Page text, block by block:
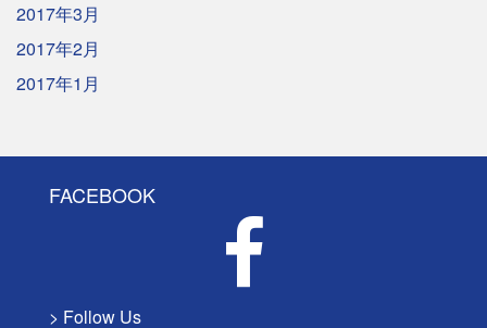
2017年3月
2017年2月
2017年1月
FACEBOOK
> Follow Us